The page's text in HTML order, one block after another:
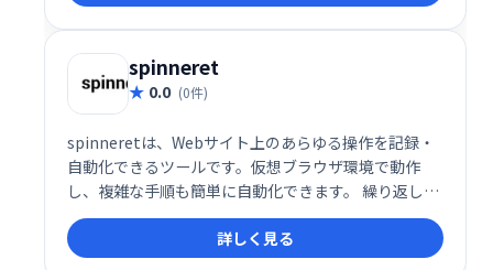
spinneret
0.0 (0件)
spinneretは、Webサイト上のあらゆる操作を記録・
自動化できるツールです。仮想ブラウザ環境で動作
し、複雑な手順も簡単に自動化できます。 繰り返し作
業の効率化や、Webスクレイピングなど様々な用途に
ご活用いただけます。詳しく見る